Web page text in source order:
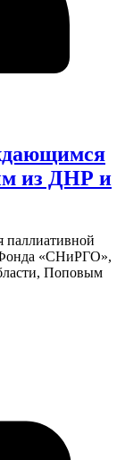
из ДНР и
паллиативной
«СНиРГО»,
Поповым